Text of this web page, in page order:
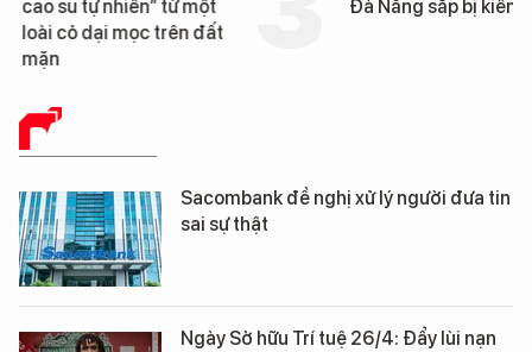
cao su tự nhiên” từ một
loài cỏ dại mọc trên đất
mặn
Đà Nẵng sắp bị kiểm
BÁO CHÍ SỐ
Sacombank đề nghị xử lý người đưa tin
sai sự thật
Ngày Sở hữu Trí tuệ 26/4: Đẩy lùi nạn